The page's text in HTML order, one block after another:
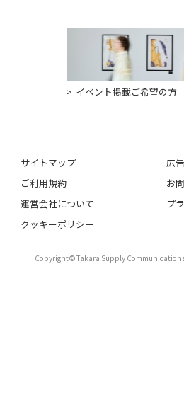
イベント掲載ご希望の方
サイトマップ
広
ご利用規約
お
運営会社について
プ
クッキーポリシー
Copyright©Takara Supply Communications